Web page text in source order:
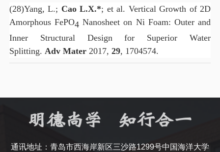
(28)Yang, L.; Cao L.X.*; et al. Vertical Growth of 2D
Amorphous FePO4 Nanosheet on Ni Foam: Outer and
Inner Structural Design for Superior Water
Splitting. Adv Mater2017, 29, 1704574.
通讯地址：青岛市西海岸新区三沙路1299号中国海洋大学